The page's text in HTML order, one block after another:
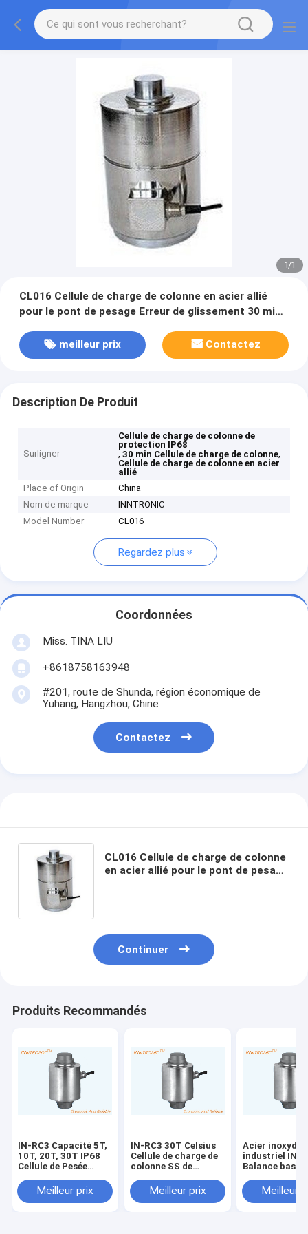
1/1
CL016 Cellule de charge de colonne en acier allié
pour le pont de pesage Erreur de glissement 30 min
meilleur prix
Contactez
Description De Produit
Surligner
Cellule de charge de colonne de
protection IP68
,30 min Cellule de charge de colonne,
Cellule de charge de colonne en acier
allié
Place of Origin
China
Nom de marque
INNTRONIC
Model Number
CL016
Regardez plus
Coordonnées
Miss. TINA LIU
+8618758163948
#201, route de Shunda, région économique de
Yuhang, Hangzhou, Chine
Contactez
CL016 Cellule de charge de colonne
en acier allié pour le pont de pesage
Continuer
Produits Recommandés
IN-RC3 Capacité 5T,
10T, 20T, 30T IP68
Cellule de Pesée
Colonne en Acier
Allié Surcharge Sûre
Meilleur prix
IN-RC3 30T Celsius
Cellule de charge de
colonne SS de
avec protection IP68
pour la balance de
Meilleur prix
Acier
industriel IN-
Balance basée
Capteur de
charge 30T
Meilleur